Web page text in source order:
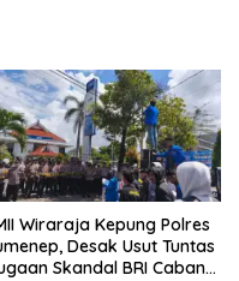
Wiraraja Kepung Polres
Desak Usut Tuntas
Skandal BRI Cabang